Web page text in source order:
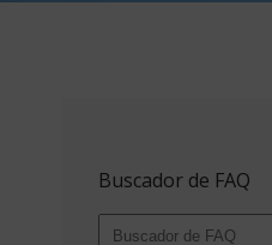
Buscador de FAQ